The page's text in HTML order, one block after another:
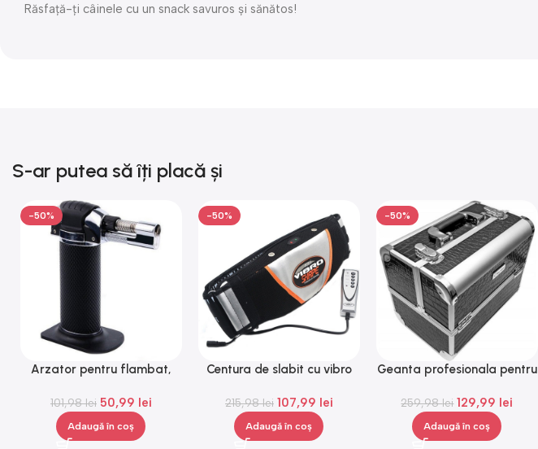
Răsfață-ți câinele cu un snack savuros și sănătos!
S-ar putea să îți placă și
-50%
Arzator pentru flambat,
Gonga®
101,98lei 50,99 lei
Adaugă în coș
-50%
Centura de slabit cu vibro
telecomanda, negru
215,98lei 107,99 lei
Adaugă în coș
-50%
Geanta profesionala pentru
259,98lei 129,99 lei
Adaugă în coș